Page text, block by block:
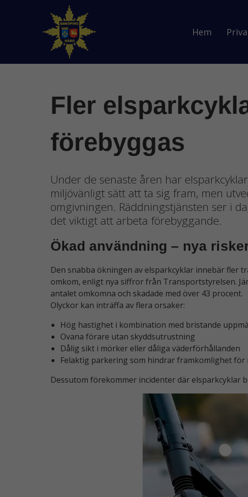
Hem
Fler
förebyggas
Under de senaste åren har
miljövänligt sätt att ta sig fram, men
omgivningen. Räddningstjänsten ser i
det viktigt att arbeta förebyggande.
Ökad användning – nya
Den snabba ökningen av elsparkcyklar innebär fler
omkom, enligt nya siffror från Transportstyrelsen.
antalet omkomna och skadade med över 43 procent.
Olyckor kan inträffa av flera orsaker:
Hög hastighet i kombination med bristande
Ovana förare utan skyddsutrustning
Dålig sikt i mörker eller dåliga väderförhållanden
Felaktig parkering som hindrar framkomlighet
Dessutom förekommer incidenter där